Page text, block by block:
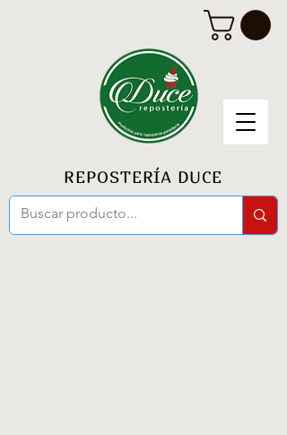
REPOSTERÍA DUCE